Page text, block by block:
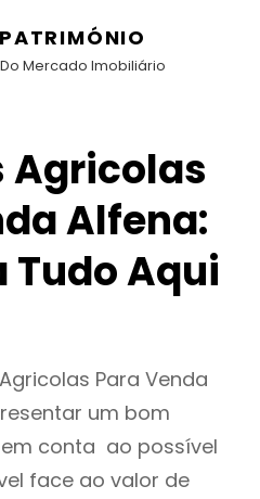
Mercado Imobiliário
Agricolas
Alfena:
Tudo Aqui
Para Venda
um bom
conta ao possível
face ao valor de